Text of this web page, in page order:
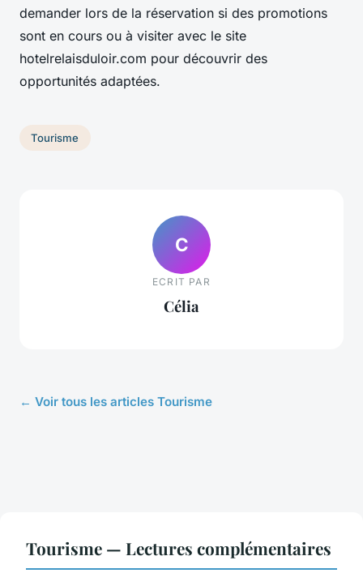
demander lors de la réservation si des promotions
sont en cours ou à visiter avec le site
hotelrelaisduloir.com pour découvrir des
opportunités adaptées.
Tourisme
C
ECRIT PAR
Célia
← Voir tous les articles Tourisme
Tourisme — Lectures complémentaires